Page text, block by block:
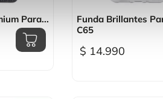
Para... Vista
Funda Brillantes
C65
$ 14.990